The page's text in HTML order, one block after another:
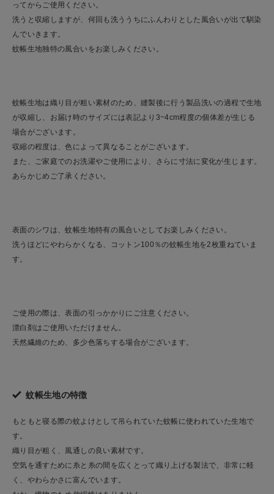
ってからご使用ください。
洗うと収縮しますが、何回も洗ううちにふんわりとした風合いが出て馴染
んでいきます。
蚊帳生地独特の風合いをお楽しみください。
蚊帳生地は織り目が粗い素材のため、縫製後に行う製品洗いの過程で生地
が収縮し、お届け時のサイズには表記より3~4cm程度の個体差が生じる
場合がございます。
収縮の程度は、色によって異なることがございます。
また、ご家庭でのお洗濯やご使用により、さらに寸法に変化が生じます。
あらかじめご了承ください。
表面のシワは、蚊帳生地特有の風合いとしてお楽しみください。
洗うほどにやわらかくなる、コットン100％の蚊帳生地を2枚重ねていま
す。
ご使用の際は、表面の引っかかりにご注意ください。
漂白剤はご使用いただけません。
天然繊維のため、多少色落ちする場合がございます。
蚊帳生地の特徴
もともと寝る際の蚊よけとして吊られていた蚊帳に使われていた生地で
す。
織り目が粗く、風通しの良い素材です。
空気を通すために糸と糸の間を広くとって織り上げる製法で、非常に軽
く、やわらかさに富んでいます。